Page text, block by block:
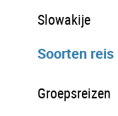
Slowakije
Soorten reis
Groepsreizen